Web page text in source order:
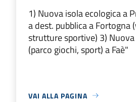
1) Nuova isola ecologica a
a dest. pubblica a Fortogna
strutture sportive) 3) Nuova
(parco giochi, sport) a Faè"
VAI ALLA PAGINA